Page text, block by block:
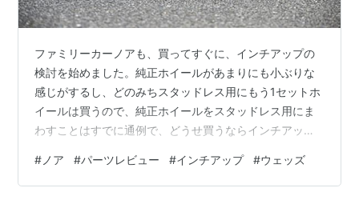
ファミリーカーノアも、買ってすぐに、インチアップの
検討を始めました。純正ホイールがあまりにも小ぶりな
感じがするし、どのみちスタッドレス用にもう1セットホ
イールは買うので、純正ホイールをスタッドレス用にま
わすことはすでに通例で、どうせ買うならインチアッ
用と違って選り取り見取りでしたけど、ウェッズの
「LEONIS VT」を選びました。 純正ホイール（16イン
# ノア #パーツレビュー #インチアップ #ウェッズ